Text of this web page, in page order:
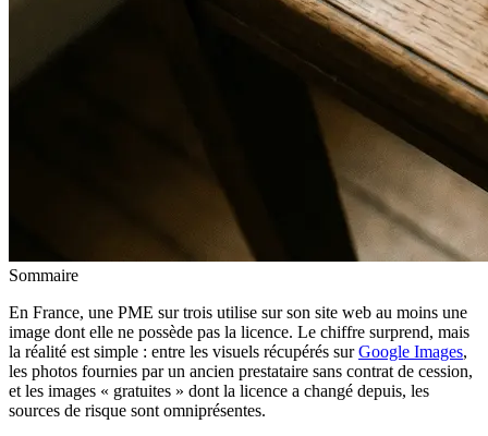
Sommaire
En France, une PME sur trois utilise sur son site web au moins une
image dont elle ne possède pas la licence. Le chiffre surprend, mais
la réalité est simple : entre les visuels récupérés sur Google Images,
les photos fournies par un ancien prestataire sans contrat de cession,
et les images « gratuites » dont la licence a changé depuis, les
sources de risque sont omniprésentes.